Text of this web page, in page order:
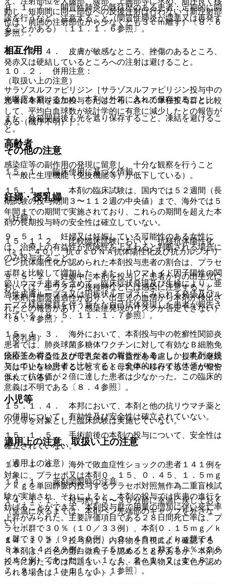
動し、短期間に同一部位への反復注射は行わない（新注射部
位は、前回の注射部位から少なくとも３ｃｍ離す）〔８．６
参照〕。
１４．２．４． 皮膚が敏感なところ、挫傷のあるところ、
発赤又は硬結しているところへの注射は避けること。
（取扱い上の注意）
光曝露を避けるため、本剤は外箱に入れて保存すること。
また、外箱開封後も光を遮り保存すること。凍結を避けるこ
と。
その他の注意
１５．１． 臨床使用に基づく情報
１５．１．１． 本剤の臨床試験は、国内では５２週間（長
期試験の投与期間３〜１１２週の中央値）まで、海外では５
年間までの期間で実施されており、これらの期間を超えた本
剤の長期投与時の安全性は確立していない。
１５．１．２． 比較臨床試験において、抗核抗体陽性化
（≧１：４０）、抗ｄｓＤＮＡ抗体陽性化及び抗カルジオリ
ピン抗体陽性化が認められた本剤投与患者の割合は、プラセ
ボ群と比較して増加した。また、リウマトイド因子陽性の関
節リウマチ患者を含めて、臨床症状発現及び生検により、亜
急性皮膚ループス又は円板状ループスにみられる発疹及びル
ープス様症候群を伴う新たな自己抗体発現した患者が報告さ
れている〔８．５、１１．１．７参照〕。
１５．１．３． 海外において、本剤投与中の乾癬性関節炎
患者では、肺炎球菌多糖体ワクチンに対して有効なＢ細胞免
疫応答を得ることができたとの報告がある。しかし本剤を投
与していない患者と比較すると、全体的にみて抗体価がやや
低く、抗体価が２倍に達した患者は少なかった。この臨床的
意義は不明である〔８．４参照〕。
１５．１．４． 本邦において、本剤と他の抗リウマチ薬と
の併用について、有効性及び安全性は確立されていない。
１５．１．５． 手術前後の本剤の投与について、安全性は
確立されていない。
１５．１．６． 海外で敗血症性ショックの患者１４１例を
対象に、プラセボ又は本剤０．１５、０．４５、１．５ｍｇ
／ｋｇを単回静脈内投与するプラセボ対照無作為二重盲検試
験が実施され、それによると、本剤の投与では疾患の進行を
妨げることができず、本剤投与群で用量の増加に伴い死亡率
上昇がみられた。主要評価項目である２８日間死亡率は、プ
ラセボ群で３０％（１０／３３例）、本剤０．１５ｍｇ／ｋ
ｇ群で３０％（９／３０例）、０．４５ｍｇ／ｋｇ群で４
８％（１４／２９例）、１．５ｍｇ／ｋｇ群で５３％（２６
／４９例）であった〔１．１、１．２．１、２．１、８．
７、９．１．１、１１．１．１参照〕。
９．１．７． 間質性肺炎の既往歴のある患者：定期的に問
診を行うなど、注意すること（間質性肺炎が増悪又は再発す
ることがある）〔１１．１．６参照〕。
相互作用
１０．２． 併用注意：
サラゾスルファピリジン［サラゾスルファピリジン投与中の
患者に本剤を追加投与したところ、各々の単独投与群と比較
して、平均白血球数が統計学的に有意に減少したとの報告が
ある（機序不明）］。
高齢者
感染症等の副作用の発現に留意し、十分な観察を行うこと
（一般に生理機能（免疫機能等）が低下している）。
妊婦・授乳婦
（妊婦）
９．５．１． 妊婦又は妊娠している可能性のある女性に
は、治療上の有益性が危険性を上まわると判断される場合に
のみ投与すること。
９．５．２． 妊娠中に本剤を投与した患者からの出生児に
おいては、生ワクチン接種時などには感染に注意すること
（本剤は胎盤通過性があり、出生児の血清から本剤が検出さ
れたとの報告があり、感染症発現のリスクが否定できない）
〔８．４参照〕。
（授乳婦）
治療上の有益性及び母乳栄養の有益性を考慮し、授乳の継続
又は中止を検討すること（ヒト母乳中へ移行することが報告
されている）。
小児等
小児等を対象とした臨床試験は実施していない。
適用上の注意、取扱い上の注意
（適用上の注意）
１４．１． 薬剤調製時の注意
１４．１．１． 投与約１５〜３０分前に室温に戻しておく
（室温に戻るまでは、本剤ペン先端部のキャップを外さな
い）。
１４．１．２． 投与前に、内容物を目視により確認する
（本剤は、白色の蛋白微粒子を認めることがあるが、本剤の
投与にあたっては問題ない、なお、着色異物又は変色が認め
られる場合は、使用しない）。